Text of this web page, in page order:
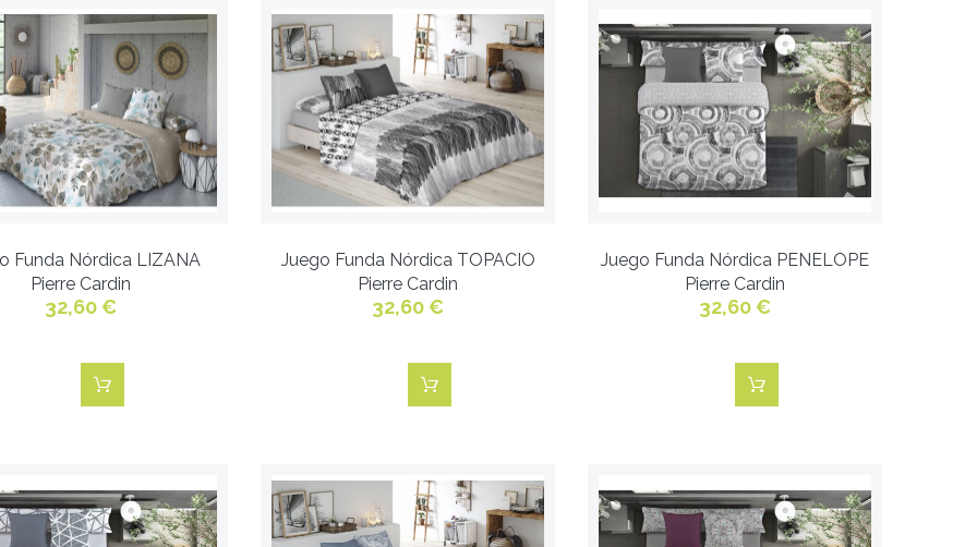
Funda Nórdica LIZANA
Pierre Cardin
32,60 €
Juego Funda Nórdica TOPACIO
Pierre Cardin
32,60 €
Juego Funda Nórdica PENELOPE
Pierre Cardin
32,60 €